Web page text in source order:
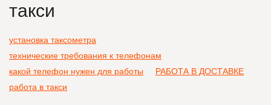
такси
установка таксометра
технические требования к телефонам
какой телефон нужен для работы
РАБОТА В ДОСТАВКЕ
работа в такси